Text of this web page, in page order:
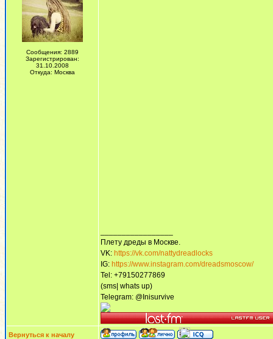
Сообщения: 2889
Зарегистрирован:
31.10.2008
Откуда: Москва
Плету дреды в Москве.
VK: https://vk.com/nattydreadlocks
IG: https://www.instagram.com/dreadsmoscow/
Tel: +79150277869
(sms| whats up)
Telegram: @Inisurvive
Вернуться к началу